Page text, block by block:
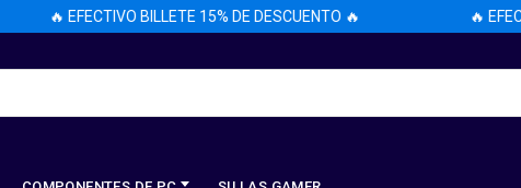
🔥 EFECTIVO BILLETE 15% DE DESCUENTO 🔥 🔥